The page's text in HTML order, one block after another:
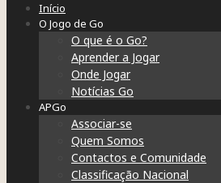
Início
O Jogo de Go
O que é o Go?
Aprender a Jogar
Onde Jogar
Notícias Go
APGo
Associar-se
Quem Somos
Contactos e Comunidade
Classificação Nacional